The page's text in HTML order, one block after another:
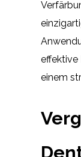
effektive
einem